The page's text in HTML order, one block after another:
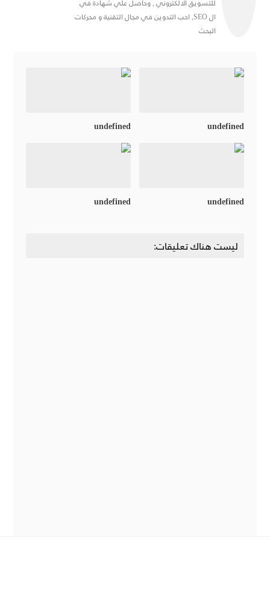
ال SEO, احب التدوين في مجال التقنية و محركات
البحث
undefined undefined
undefined undefined
ليست هناك تعليقات: